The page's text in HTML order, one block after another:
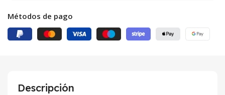
Métodos de pago
Descripción